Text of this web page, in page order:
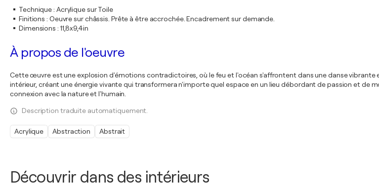
Découvrir dans des intérieurs
Technique: Acrylique sur Toile
Finitions : Oeuvre sur châssis. Prête à être accrochée. Encadrement sur demande.
Dimensions : 11,8x9,4in
À propos de l'oeuvre
Cette œuvre est une explosion d'émotions contradictoires, où le feu et l'océan s'affrontent dans une danse
intérieur, créant une énergie vivante qui transformera n'importe quel espace en un lieu débordant de passion et
connexion avec la nature et l'humain.
Description traduite automatiquement.
Acrylique Abstraction Abstrait